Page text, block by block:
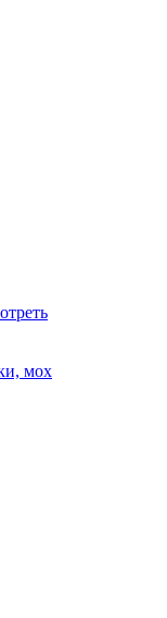
мох